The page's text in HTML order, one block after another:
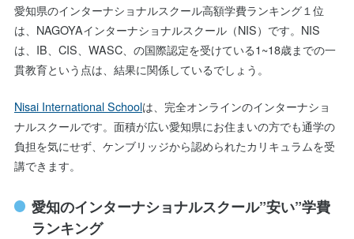
愛知県のインターナショナルスクール高額学費ランキング１位
は、NAGOYAインターナショナルスクール（NIS）です。NIS
は、IB、CIS、WASC、の国際認定を受けている1~18歳までの一
貫教育という点は、結果に関係しているでしょう。
Nisai International Schoolは、完全オンラインのインターナショ
ナルスクールです。面積が広い愛知県にお住まいの方でも通学の
負担を気にせず、ケンブリッジから認められたカリキュラムを受
講できます。
愛知のインターナショナルスクール”安い”学費
ランキング